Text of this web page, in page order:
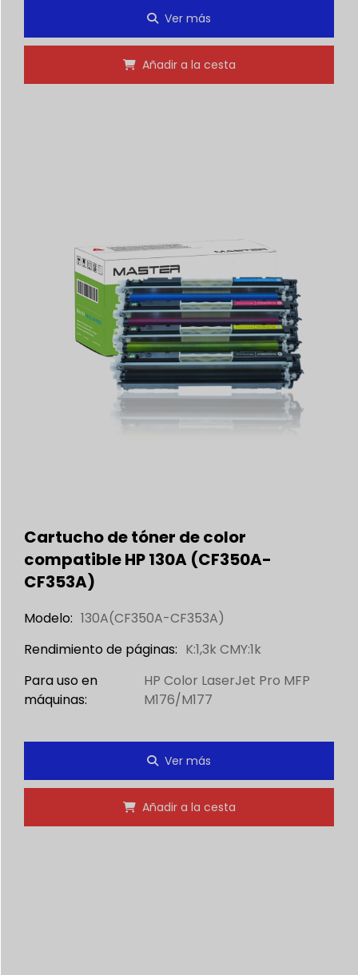
Ver más
Añadir a la cesta
Cartucho de tóner de color
compatible HP 130A (CF350A-
CF353A)
Modelo: 130A(CF350A-CF353A)
Rendimiento de páginas: K:1,3k CMY:1k
Para uso en
máquinas:
HP Color LaserJet Pro MFP
M176/M177
Ver más
Añadir a la cesta